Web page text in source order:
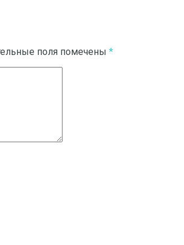
поля помечены *